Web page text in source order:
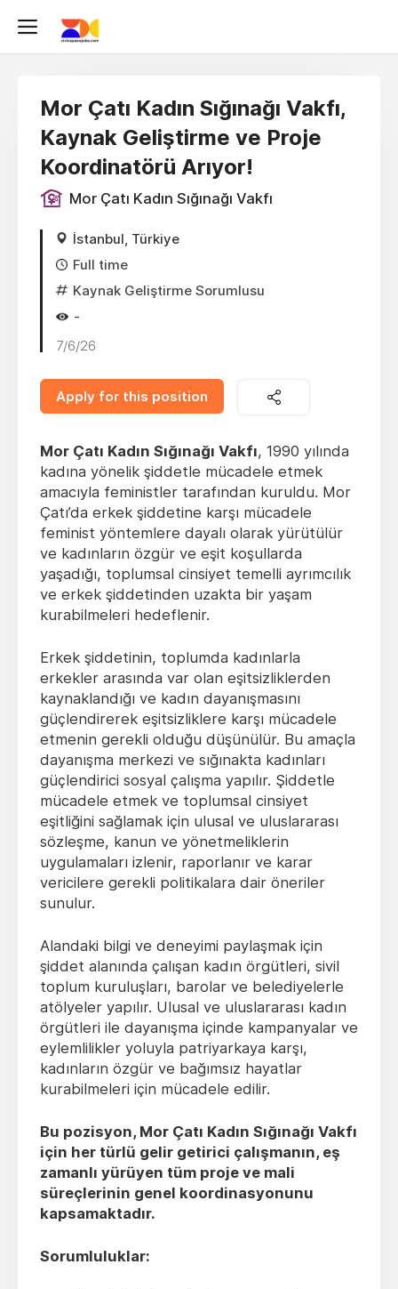
Mor Çatı Kadın Sığınağı Vakfı,
Kaynak Geliştirme ve Proje
Koordinatörü Arıyor!
Mor Çatı Kadın Sığınağı Vakfı
İstanbul, Türkiye
Full time
Kaynak Geliştirme Sorumlusu
-
7/6/26
Apply for this position
Mor Çatı Kadın Sığınağı Vakfı, 1990 yılında
kadına yönelik şiddetle mücadele etmek
amacıyla feministler tarafından kuruldu. Mor
Çatı’da erkek şiddetine karşı mücadele
feminist yöntemlere dayalı olarak yürütülür
ve kadınların özgür ve eşit koşullarda
yaşadığı, toplumsal cinsiyet temelli ayrımcılık
ve erkek şiddetinden uzakta bir yaşam
kurabilmeleri hedeflenir.
Erkek şiddetinin, toplumda kadınlarla
erkekler arasında var olan eşitsizliklerden
kaynaklandığı ve kadın dayanışmasını
güçlendirerek eşitsizliklere karşı mücadele
etmenin gerekli olduğu düşünülür. Bu amaçla
dayanışma merkezi ve sığınakta kadınları
güçlendirici sosyal çalışma yapılır. Şiddetle
mücadele etmek ve toplumsal cinsiyet
eşitliğini sağlamak için ulusal ve uluslararası
sözleşme, kanun ve yönetmeliklerin
uygulamaları izlenir, raporlanır ve karar
vericilere gerekli politikalara dair öneriler
sunulur.
Alandaki bilgi ve deneyimi paylaşmak için
şiddet alanında çalışan kadın örgütleri, sivil
toplum kuruluşları, barolar ve belediyelerle
atölyeler yapılır. Ulusal ve uluslararası kadın
örgütleri ile dayanışma içinde kampanyalar ve
eylemlilikler yoluyla patriyarkaya karşı,
kadınların özgür ve bağımsız hayatlar
kurabilmeleri için mücadele edilir.
Bu pozisyon, Mor Çatı Kadın Sığınağı Vakfı
için her türlü gelir getirici çalışmanın, eş
zamanlı yürüyen tüm proje ve mali
süreçlerinin genel koordinasyonunu
kapsamaktadır.
Sorumluluklar: